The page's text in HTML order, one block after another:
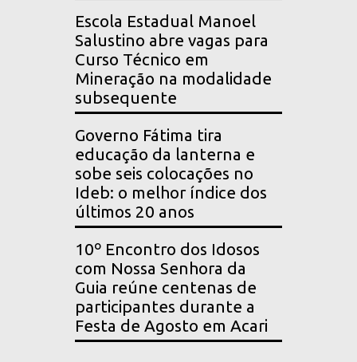
Escola Estadual Manoel
Salustino abre vagas para
Curso Técnico em
Mineração na modalidade
subsequente
Governo Fátima tira
educação da lanterna e
sobe seis colocações no
Ideb: o melhor índice dos
últimos 20 anos
10º Encontro dos Idosos
com Nossa Senhora da
Guia reúne centenas de
participantes durante a
Festa de Agosto em Acari